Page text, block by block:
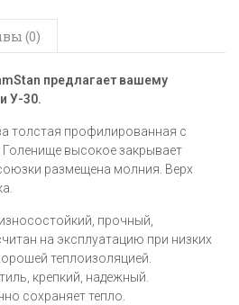
(0)
предлагает вашему
У-30.
толстая профилированная с
высокое закрывает
размещена молния. Верх
прочный,
на эксплуатацию при низких
теплоизоляцией.
крепкий, надежный.
сохраняет тепло.